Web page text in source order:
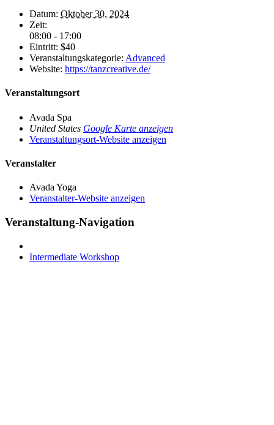
Datum: Oktober 30, 2024
Zeit:
08:00 - 17:00
Eintritt: $40
Veranstaltungskategorie: Advanced
Website: https://tanzcreative.de/
Veranstaltungsort
Avada Spa
United States Google Karte anzeigen
Veranstaltungsort-Website anzeigen
Veranstalter
Avada Yoga
Veranstalter-Website anzeigen
Veranstaltung-Navigation
Intermediate Workshop